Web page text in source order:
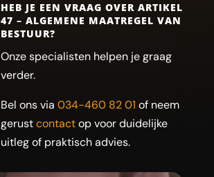
HEB JE EEN VRAAG OVER ARTIKEL
47 – ALGEMENE MAATREGEL VAN
BESTUUR?
Onze specialisten helpen je graag
verder.
Bel ons via 034-460 82 01 of neem
gerustcontactop voor duidelijke
uitleg of praktisch advies.